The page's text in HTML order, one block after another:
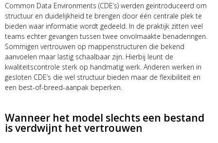
Common Data Environments (CDE’s) werden geïntroduceerd om
structuur en duidelijkheid te brengen door één centrale plek te
bieden waar informatie wordt gedeeld. In de praktijk zitten veel
teams echter gevangen tussen twee onvolmaakte benaderingen.
Sommigen vertrouwen op mappenstructuren die bekend
aanvoelen maar lastig schaalbaar zijn. Hierbij leunt de
kwaliteitscontrole sterk op handmatig werk. Anderen werken in
gesloten CDE’s die wel structuur bieden maar de flexibiliteit en
een best-of-breed-aanpak beperken.
Wanneer het model slechts een bestand
is verdwijnt het vertrouwen